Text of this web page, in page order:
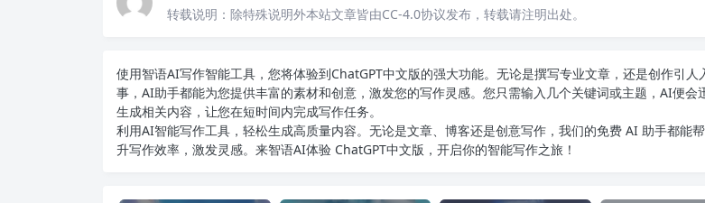
转载说明： 除特殊说明外本站文章皆由CC-4.0协议发布，转载请注明出处。
使用智语AI写作智能工具，您将体验到ChatGPT中文版的强大功能。无论是撰写专业文章，还是创作引人
事，AI助手都能为您提供丰富的素材和创意，激发您的写作灵感。您只需输入几个关键词或主题，AI便会
生成相关内容，让您在短时间内完成写作任务。
利用AI智能写作工具，轻松生成高质量内容。无论是文章、博客还是创意写作，我们的免费 AI 助手都能
升写作效率，激发灵感。来智语AI体验 ChatGPT中文版 ，开启你的智能写作之旅！